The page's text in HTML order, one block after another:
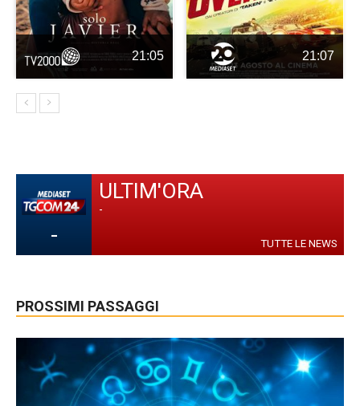
21:05 21:07
-
ULTIM'ORA
-
TUTTE LE NEWS
PROSSIMI PASSAGGI